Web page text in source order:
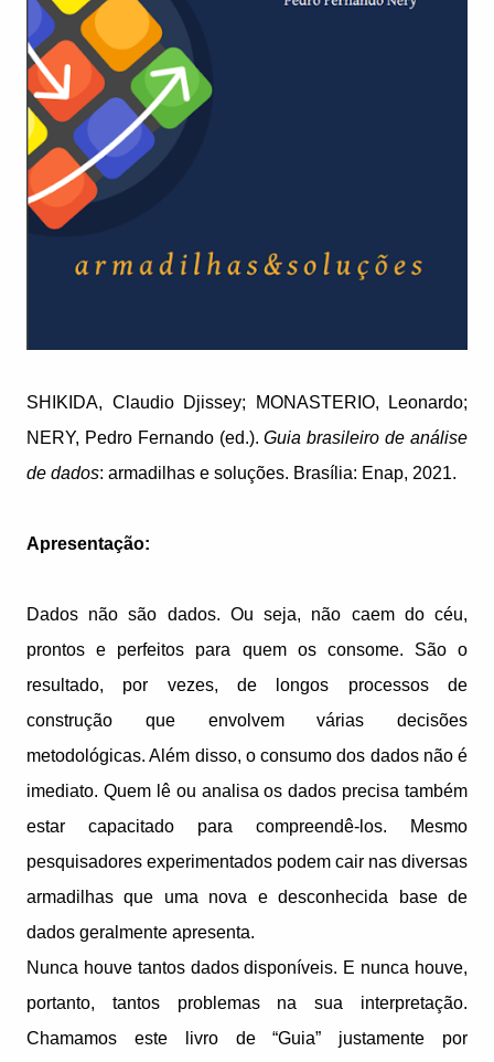
SHIKIDA, Claudio Djissey; MONASTERIO, Leonardo;
NERY, Pedro Fernando (ed.).Guia brasileiro de análise
de dados: armadilhas e soluções. Brasília: Enap, 2021.
Apresentação:
Dados não são dados. Ou seja, não caem do céu,
prontos e perfeitos para quem os consome. São o
resultado, por vezes, de longos processos de
construção que envolvem várias decisões
metodológicas. Além disso, o consumo dos dados não é
imediato. Quem lê ou analisa os dados precisa também
estar capacitado para compreendê-los. Mesmo
pesquisadores experimentados podem cair nas diversas
armadilhas que uma nova e desconhecida base de
dados geralmente apresenta.
Nunca houve tantos dados disponíveis. E nunca houve,
portanto, tantos problemas na sua interpretação.
Chamamos este livro de “Guia” justamente por